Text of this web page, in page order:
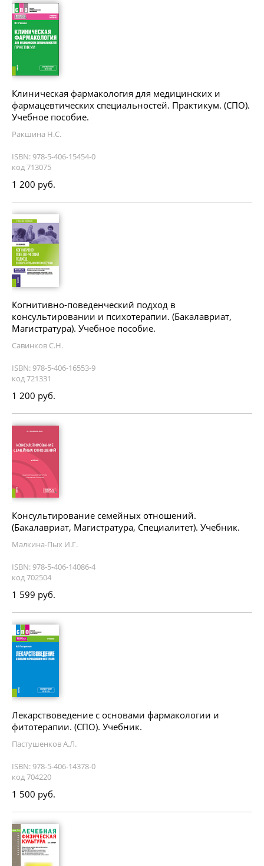
Клиническая фармакология для медицинских и
фармацевтических специальностей. Практикум. (СПО).
Учебное пособие.
Ракшина Н.С.
ISBN: 978-5-406-15454-0
код 713075
1 200 руб.
Когнитивно-поведенческий подход в
консультировании и психотерапии. (Бакалавриат,
Магистратура). Учебное пособие.
Савинков С.Н.
ISBN: 978-5-406-16553-9
код 721331
1 200 руб.
Консультирование семейных отношений.
(Бакалавриат, Магистратура, Специалитет). Учебник.
Малкина-Пых И.Г.
ISBN: 978-5-406-14086-4
код 702504
1 599 руб.
Лекарствоведение с основами фармакологии и
фитотерапии. (СПО). Учебник.
Пастушенков А.Л.
ISBN: 978-5-406-14378-0
код 704220
1 500 руб.